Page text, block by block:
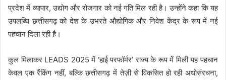
प्रदेश में व्यापार, उद्योग और रोजगार को नई गति मिल रही है। उन्होंने कहा कि यह
उपलब्धि छत्तीसगढ़ को देश के उभरते औद्योगिक और निवेश केंद्र के रूप में नई
पहचान दिला रही है।
कुल मिलाकर LEADS 2025 में ‘हाई परफॉर्मर’ राज्य के रूप में मिली यह पहचान
केवल एक रैंकिंग नहीं, बल्कि छत्तीसगढ़ में तेज़ी से विकसित हो रही अधोसंरचना,